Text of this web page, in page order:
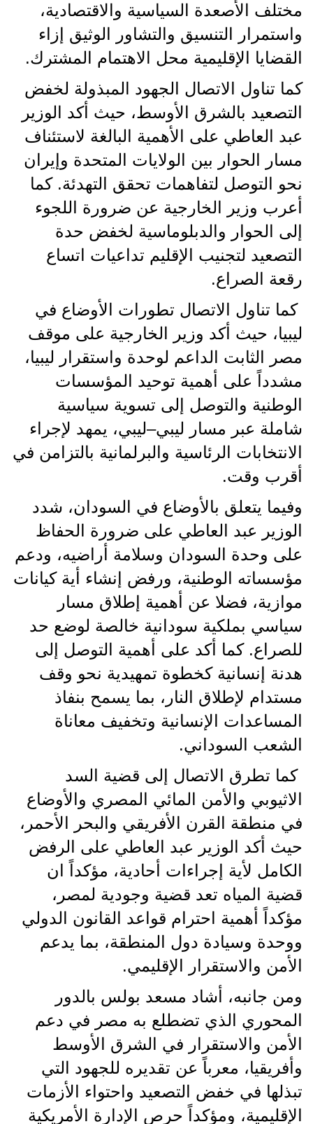
مختلف الأصعدة السياسية والاقتصادية،
واستمرار التنسيق والتشاور الوثيق إزاء
القضايا الإقليمية محل الاهتمام المشترك.
كما تناول الاتصال الجهود المبذولة لخفض
التصعيد بالشرق الأوسط، حيث أكد الوزير
عبد العاطي على الأهمية البالغة لاستئناف
مسار الحوار بين الولايات المتحدة وإيران
نحو التوصل لتفاهمات تحقق التهدئة. كما
أعرب وزير الخارجية عن ضرورة اللجوء
إلى الحوار والدبلوماسية لخفض حدة
التصعيد لتجنيب الإقليم تداعيات اتساع
رقعة الصراع.
كما تناول الاتصال تطورات الأوضاع في
ليبيا، حيث أكد وزير الخارجية على موقف
مصر الثابت الداعم لوحدة واستقرار ليبيا،
مشدداً على أهمية توحيد المؤسسات
الوطنية والتوصل إلى تسوية سياسية
شاملة عبر مسار ليبي–ليبي، يمهد لإجراء
الانتخابات الرئاسية والبرلمانية بالتزامن في
أقرب وقت.
وفيما يتعلق بالأوضاع في السودان، شدد
الوزير عبد العاطي على ضرورة الحفاظ
على وحدة السودان وسلامة أراضيه، ودعم
مؤسساته الوطنية، ورفض إنشاء أية كيانات
موازية، فضلا عن أهمية إطلاق مسار
سياسي بملكية سودانية خالصة لوضع حد
للصراع. كما أكد على أهمية التوصل إلى
هدنة إنسانية كخطوة تمهيدية نحو وقف
مستدام لإطلاق النار، بما يسمح بنفاذ
المساعدات الإنسانية وتخفيف معاناة
الشعب السوداني.
كما تطرق الاتصال إلى قضية السد
الاثيوبي والأمن المائي المصري والأوضاع
في منطقة القرن الأفريقي والبحر الأحمر،
حيث أكد الوزير عبد العاطي على الرفض
الكامل لأية إجراءات أحادية، مؤكداً ان
قضية المياه تعد قضية وجودية لمصر،
مؤكداً أهمية احترام قواعد القانون الدولي
ووحدة وسيادة دول المنطقة، بما يدعم
الأمن والاستقرار الإقليمي.
ومن جانبه، أشاد مسعد بولس بالدور
المحوري الذي تضطلع به مصر في دعم
الأمن والاستقرار في الشرق الأوسط
وأفريقيا، معرباً عن تقديره للجهود التي
تبذلها في خفض التصعيد واحتواء الأزمات
الإقليمية، ومؤكداً حرص الإدارة الأمريكية